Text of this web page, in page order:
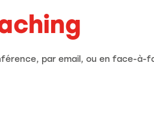
par email, ou en face-à-